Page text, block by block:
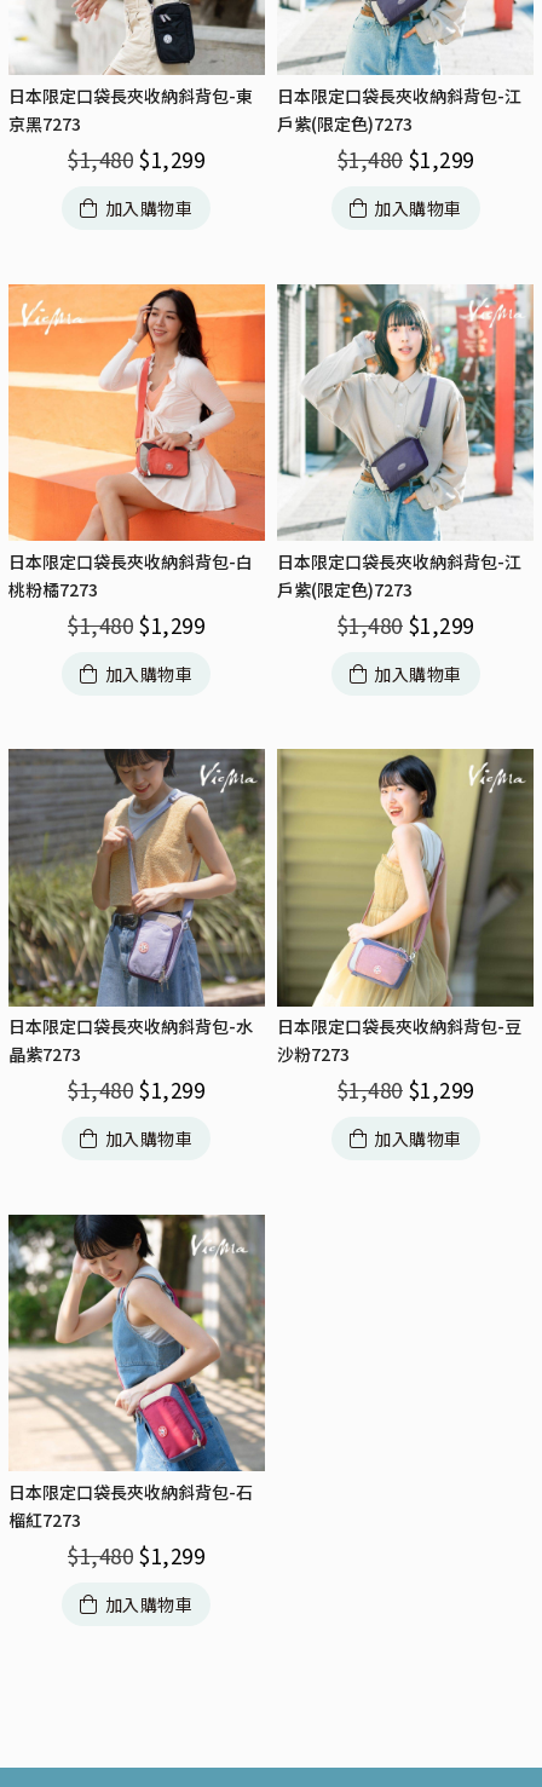
日本限定口袋長夾收納斜背包-東
京黑7273
$1,480 $1,299
加入購物車
日本限定口袋長夾收納斜背包-江
戶紫(限定色)7273
$1,480 $1,299
加入購物車
日本限定口袋長夾收納斜背包-白
桃粉橘7273
$1,480 $1,299
加入購物車
日本限定口袋長夾收納斜背包-江
戶紫(限定色)7273
$1,480 $1,299
加入購物車
日本限定口袋長夾收納斜背包-水
晶紫7273
$1,480 $1,299
加入購物車
日本限定口袋長夾收納斜背包-豆
沙粉7273
$1,480 $1,299
加入購物車
日本限定口袋長夾收納斜背包-石
榴紅7273
$1,480 $1,299
加入購物車